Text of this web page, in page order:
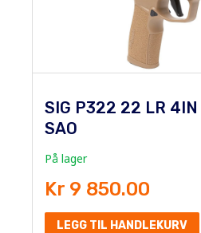
SIG P322 22 LR 4IN
SAO
På lager
Kr 9 850.00
LEGG TIL HANDLEKURV